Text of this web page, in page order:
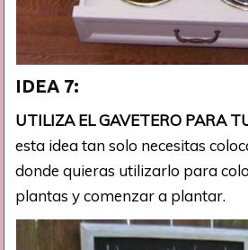
IDEA 7:
UTILIZA EL GAVETERO PARA
esta idea tan solo necesitas
donde quieras utilizarlo para
plantas y comenzar a plantar.